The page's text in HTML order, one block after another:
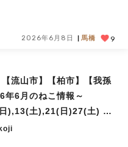
2026年6月8日 馬橋 9
【流山市】【柏市】【我孫
年6月のねこ情報～
),13(土),21(日)27(土) 保